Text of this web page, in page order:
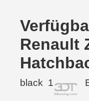
Renault
black 1